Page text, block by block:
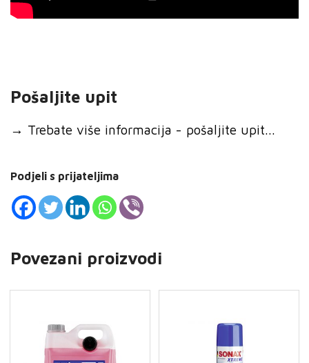
Pošaljite upit
→ Trebate više informacija - pošaljite upit...
Podjeli s prijateljima
Povezani proizvodi